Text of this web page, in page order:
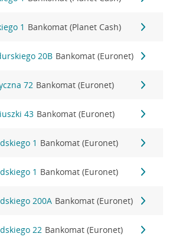
1 Bankomat (Planet Cash)
20B Bankomat (Euronet)
72 Bankomat (Euronet)
43 Bankomat (Euronet)
1 Bankomat (Euronet)
1 Bankomat (Euronet)
200A Bankomat (Euronet)
22 Bankomat (Euronet)